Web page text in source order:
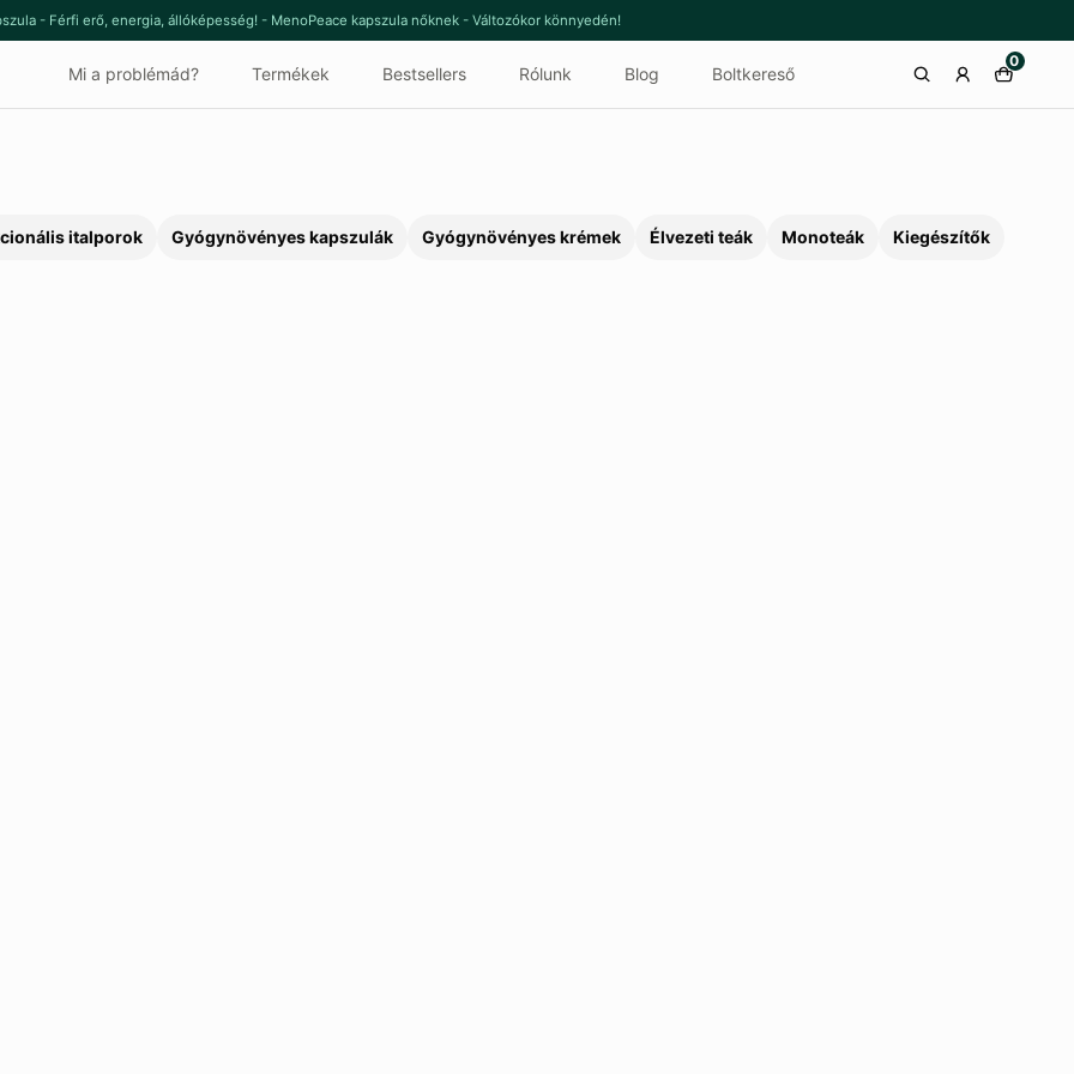
- Férfi erő, energia, állóképesség! - MenoPeace kapszula nőknek - Változókor könnyedén!
Mi a problémád? Termékek Bestsellers Rólunk Blog Boltkereső
0
italporok Gyógynövényes kapszulák Gyógynövényes krémek Élvezeti teák Monoteák Kiegészítők